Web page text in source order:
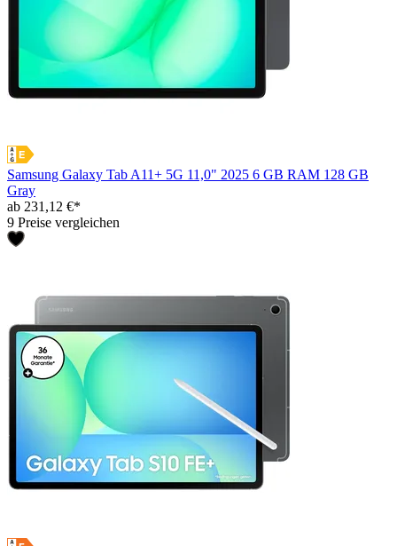
Samsung Galaxy Tab A11+ 5G 11,0" 2025 6 GB RAM 128 GB
Gray
ab 231,12 €*
9 Preise vergleichen